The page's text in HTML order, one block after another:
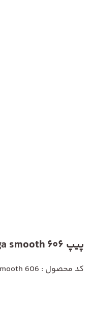
پیپ Savinelli Tortuga smooth 606
کد محصول : Savinelli Tortuga smooth 606